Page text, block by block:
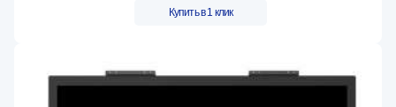
Купить в 1 клик